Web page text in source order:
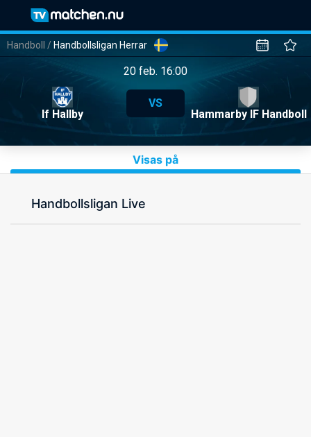
Handboll / Handbollsligan Herrar
20 feb. 16:00
If Hallby
VS
Hammarby IF Handboll
Visas på
Handbollsligan Live